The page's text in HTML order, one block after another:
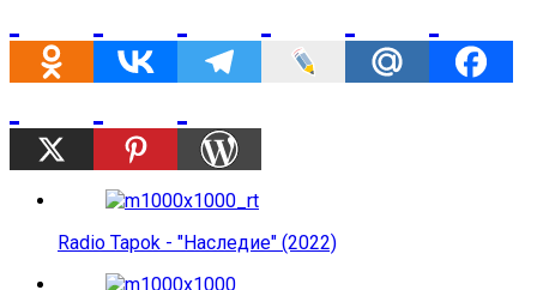
Radio Tapok - "Наследие" (2022)